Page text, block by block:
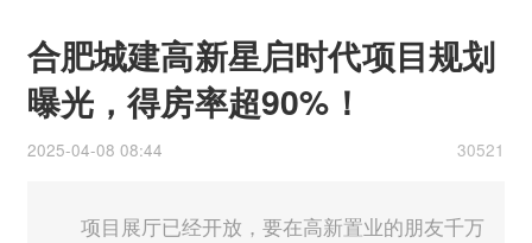
合肥城建高新星启时代项目规划
曝光，得房率超90%！
2025-04-08 08:44 30521
项目展厅已经开放，要在高新置业的朋友千万